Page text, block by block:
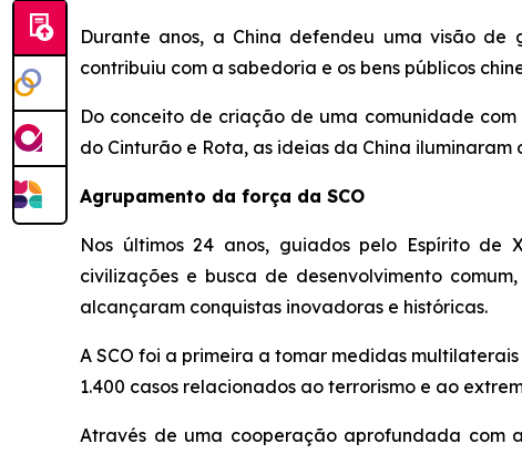
Durante anos, a China defendeu uma visão
contribuiu com a sabedoria e os bens públicos
Do conceito de criação de uma comunidade
do Cinturão e Rota, as ideias da China
Agrupamento da força da SCO
Nos últimos 24 anos, guiados pelo Espírito
civilizações e busca de desenvolvimento
alcançaram conquistas inovadoras e históricas.
A SCO foi a primeira a tomar medidas
1.400 casos relacionados ao terrorismo e ao
Através de uma cooperação aprofundada com